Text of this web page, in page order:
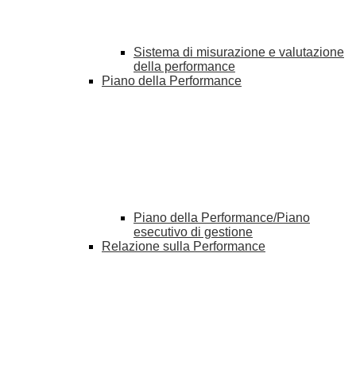
Sistema di misurazione e valutazione
della performance
Piano della Performance
Piano della Performance/Piano
esecutivo di gestione
Relazione sulla Performance